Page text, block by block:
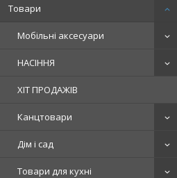
Товари
Мобільні аксесуари
НАСІННЯ
ХІТ ПРОДАЖІВ
Канцтовари
Дім і сад
Товари для кухні